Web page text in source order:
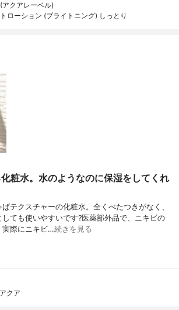
クアレーベル)
ローション (ブライトニング) しっとり
粧水。水のようなのに保湿をしてくれ
テクスチャーの化粧水。全くべたつきがなく、
ても使いやすいです?医薬部外品で、ニキビの
実際にニキビ…続きを見る
クア